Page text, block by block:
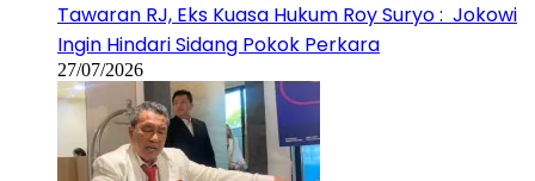
Tawaran RJ, Eks Kuasa Hukum Roy Suryo : Jokowi
Ingin Hindari Sidang Pokok Perkara
27/07/2026